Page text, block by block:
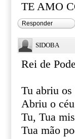
TE AMO
Responder
SIDOBA
Rei de
Tu abriu os
Abriu o
Tu, Tua
Tua mão